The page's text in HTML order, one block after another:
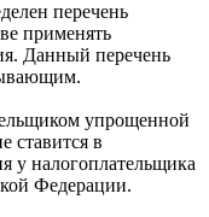
перечень
применять
Данный перечень
упрощенной
ставится в
у налогоплательщика
Федерации.